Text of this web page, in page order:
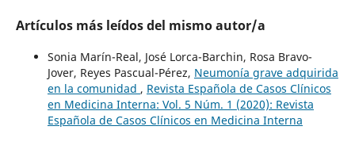
Artículos más leídos del mismo autor/a
Sonia Marín-Real, José Lorca-Barchin, Rosa Bravo-
Jover, Reyes Pascual-Pérez, Neumonía grave adquirida
en la comunidad , Revista Española de Casos Clínicos
en Medicina Interna: Vol. 5 Núm. 1 (2020): Revista
Española de Casos Clínicos en Medicina Interna